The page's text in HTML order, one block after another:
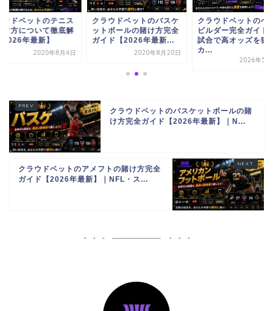
ウドベットのテニス
け方について徹底解
2026年最新】
2020年8月4日
クラウドベットのバスケ
ットボールの賭け方完全
ガイド【2026年最新...
2020年8月20日
クラウドベットのベ
ビルダー完全ガイド
試合で高オッズを狙
カ...
2026年5
クラウドベットのバスケットボールの賭
け方完全ガイド【2026年最新】｜N...
クラウドベットのアメフトの賭け方完全
ガイド【2026年最新】｜NFL・ス...